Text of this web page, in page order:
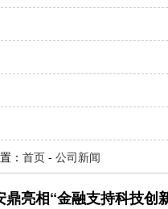
： 首页 - 公司新闻
鼎亮相“金融支持科技创